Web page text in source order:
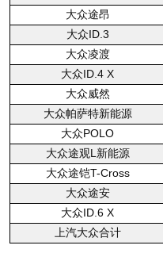
大众途昂
大众ID.3
大众凌渡
大众ID.4 X
大众威然
大众帕萨特新能源
大众POLO
大众途观L新能源
大众途铠T-Cross
大众途安
大众ID.6 X
上汽大众合计